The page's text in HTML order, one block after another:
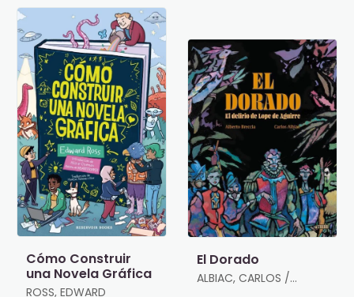
Cómo Construir
una Novela Gráfica
ROSS, EDWARD
El Dorado
ALBIAC, CARLOS /